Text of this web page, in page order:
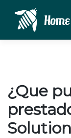
contenido
¿Que